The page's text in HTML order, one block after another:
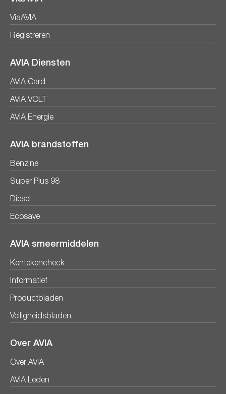
ViaAVIA
Registreren
AVIA Diensten
AVIA Card
AVIA VOLT
AVIA Energie
AVIA brandstoffen
Benzine
Super Plus 98
Diesel
Ecosave
AVIA smeermiddelen
Kentekencheck
Informatief
Productbladen
Veiligheidsbladen
Over AVIA
Over AVIA
AVIA Leden